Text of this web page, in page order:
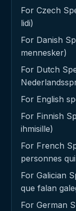
For Czech
lidi)
For Danish
mennesker)
For Dutch
For English
For Finnish
ihmisille)
For French
personnes
For Galician
que falan
For German